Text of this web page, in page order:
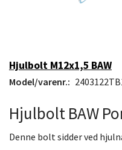
Hjulbolt M12x1,5 BAW
Model/varenr.:
Hjulbolt BAW
Denne bolt sidder ved